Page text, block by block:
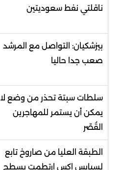
ناقلتي نفط سعوديتين
بيزشكيان: التواصل مع المرشد
صعب جدا حاليا
سلطات سبتة تحذر من وضع لا
يمكن أن يستمر للمهاجرين
القُصّر
الطبقة العليا من صاروخ تابع
لسبايس إكس ارتطمت بسطح